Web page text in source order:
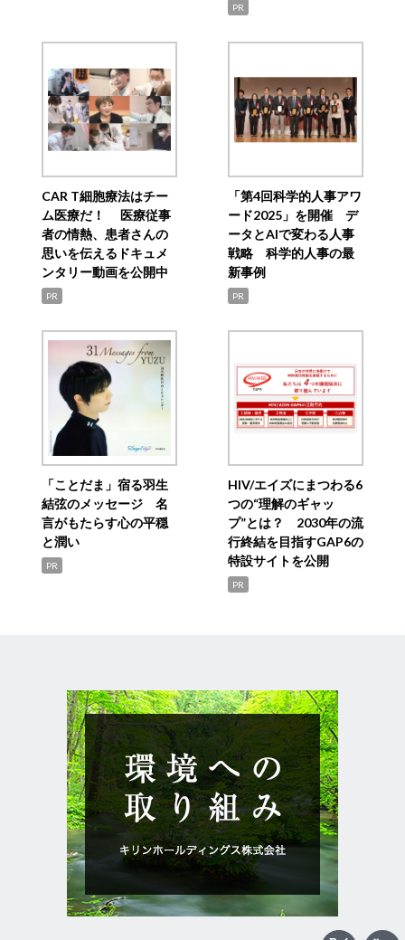
PR
CAR T細胞療法はチー
ム医療だ！ 医療従事
者の情熱、患者さんの
思いを伝えるドキュメ
ンタリー動画を公開中
PR
「第4回科学的人事アワ
ード2025」を開催 デ
ータとAIで変わる人事
戦略 科学的人事の最
新事例
PR
「ことだま」宿る羽生
結弦のメッセージ 名
言がもたらす心の平穏
と潤い
PR
HIV/エイズにまつわる6
つの“理解のギャッ
プ”とは？ 2030年の流
行終結を目指すGAP6の
特設サイトを公開
PR